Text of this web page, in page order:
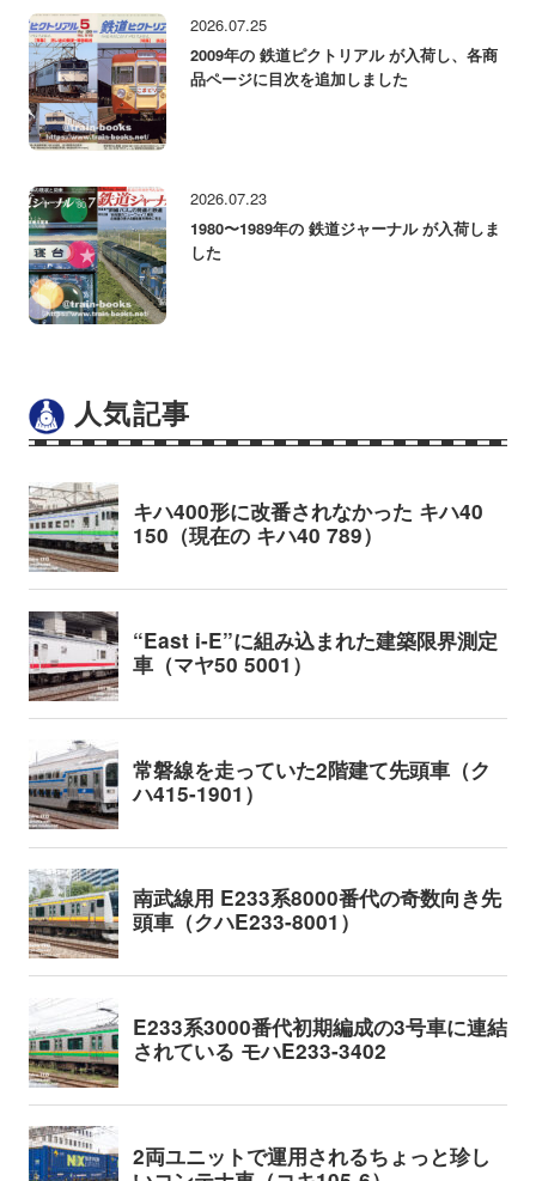
2026.07.25
2009年の 鉄道ピクトリアル が入荷し、各商
品ページに目次を追加しました
2026.07.23
1980〜1989年の 鉄道ジャーナル が入荷しま
した
人気記事